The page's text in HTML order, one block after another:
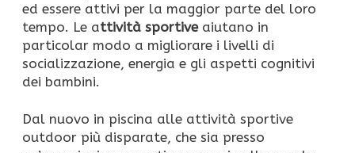
ed essere attivi per la maggior parte del loro
tempo. Le attività sportive aiutano in
particolar modo a migliorare i livelli di
socializzazione, energia e gli aspetti cognitivi
dei bambini.
Dal nuovo in piscina alle attività sportive
outdoor più disparate, che sia presso